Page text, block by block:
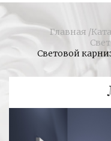
Главная /
Световой